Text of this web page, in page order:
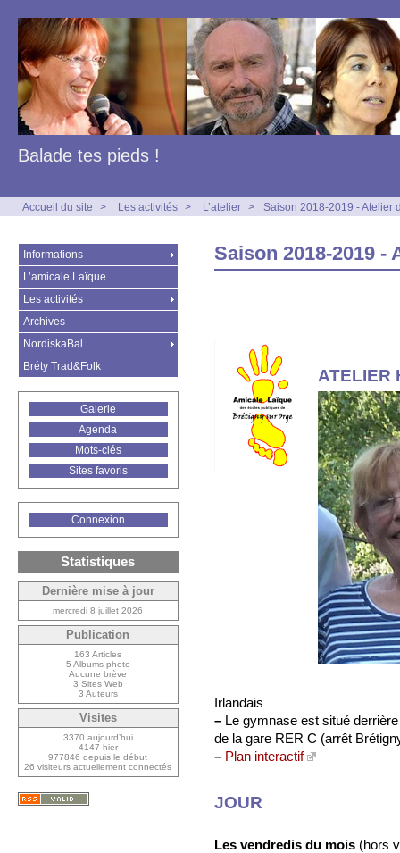
Balade tes pieds !
Accueil du site > Les activités > L’atelier > Saison 2018-2019 - Atelier
Saison 2018-2019 -
ATELIER
Irlandais
– Le gymnase est situé
de la gare RER C (arrêt
– Plan interactif
JOUR
Les vendredis du mois (hors
Informations
L’amicale Laïque
Les activités
Archives
NordiskaBal
Bréty Trad&Folk
Galerie
Agenda
Mots-clés
Sites favoris
Connexion
Statistiques
Dernière mise à jour
mercredi 8 juillet 2026
Publication
163 Articles
5 Albums photo
Aucune brève
3 Sites Web
3 Auteurs
Visites
3370 aujourd’hui
4147 hier
977846 depuis le début
26 visiteurs actuellement connectés